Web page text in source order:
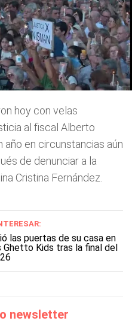
hoy con velas
al fiscal Alberto
año en circunstancias aún
de denunciar a la
Cristina Fernández.
las puertas de su casa en
Ghetto Kids tras la final del
newsletter